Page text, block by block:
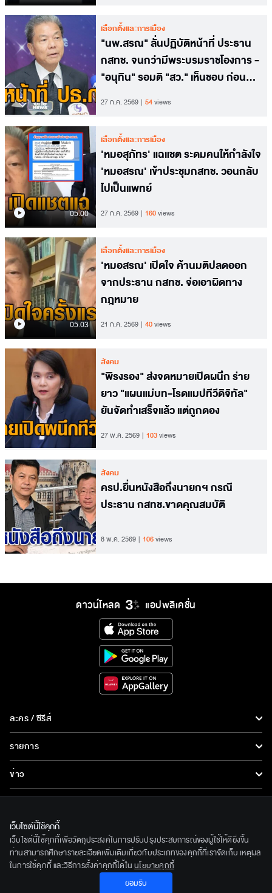
เลือกตั้งและการเมือง
"นพ.สรณ" ลั่นปฏิบัติหน้าที่ ประธาน
กสทช. จนกว่ามีพระบรมราชโองการ -
"อนุทิน" รอมติ "สว." เห็นชอบ ก่อน
27 ก.ค. 2569 54views
05.00
เลือกตั้งและการเมือง
'หมอสุภัทร' แฉแชต ระดมคนให้กำลังใจ
'หมอสรณ' เข้าประชุมกสทช. วอนกลับ
ไปเป็นแพทย์
27 ก.ค. 2569 160views
05.03
เลือกตั้งและการเมือง
'หมอสรณ' เปิดใจ ค้านมติปลดออก
จากประธาน กสทช. จ่อเอาผิดทาง
กฎหมาย
21 ก.ค. 2569 40views
สังคม
"พิรงรอง" ส่งจดหมายเปิดผนึก ร่าย
ยาว "แผนแม่บท-โรดแมปทีวีดิจิทัล"
ยันจัดทำเสร็จแล้ว แต่ถูกดอง
27 พ.ค. 2569 103views
สังคม
ครป.ยื่นหนังสือถึงนายกฯ กรณี
ประธาน กสทช.ขาดคุณสมบัติ
8 พ.ค. 2569 106views
ดาวน์โหลด แอปพลิเคชั่น
ละคร / ซีรีส์
ละคร/ซีรีส์
ซีรีส์นานาชาติ
การ์ตูน & เกม
รายการ
รายการทั้งหมด
ข่าว
ข่าวทั้งหมด
ข่าวประชาสัมพันธ์
ทีวีออนไลน์
เกี่ยวกับเรา
BEC World
รู้จักเรา
ติดตามเราได้ที่
© 2020 Bangkok Entertainment Co.,Ltd. All Rights Reserved.
เว็บไซต์นี้ใช้คุกกี้
เว็บไซต์นี้ใช้คุกกี้เพื่อวัตถุประสงค์ในการปรับปรุงประสบการณ์ของผู้ใช้ให้ดียิ่งขึ้น
ท่านสามารถศึกษารายละเอียดเพิ่มเติมเกี่ยวกับประเภทของคุกกี้ที่เราจัดเก็บ เหตุผล
ในการใช้คุกกี้ และวิธีการตั้งค่าคุกกี้ได้ใน นโยบายคุกกี้
ยอมรับ